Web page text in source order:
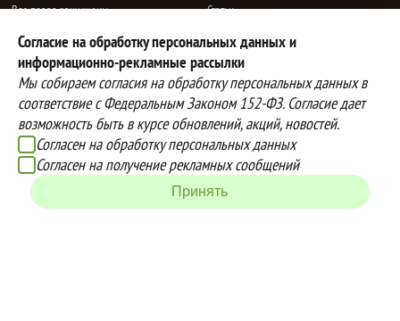
Согласие на обработку персональных данных и
информационно-рекламные рассылки
Мы собираем согласия на обработку персональных данных в
соответствие с Федеральным Законом 152-ФЗ. Согласие дает
возможность быть в курсе обновлений, акций, новостей.
Согласен на обработку персональных данных
Согласен на получение рекламных сообщений
Принять
Все права защищены.
E-mail:mail@semenauspeha.ru
Телефон: +7 (8352) 28-80-34
Адрес: г. Чебоксары, пр. Мира 76 А
Статьи
Способы оплаты
Вы можете оплатить покупки
наличными при получении товара,
либо выбрать другой способ оплаты
Инструкция по оплате банковской
Доставка
Наша компания осуществляет
бесплатную
доставку до терминалов транспортных
компаний.